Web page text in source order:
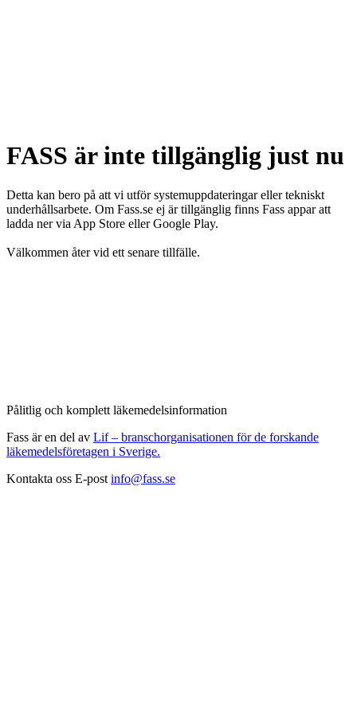
FASS är inte tillgänglig just nu
Detta kan bero på att vi utför systemuppdateringar eller tekniskt
underhållsarbete. Om Fass.se ej är tillgänglig finns Fass appar att
ladda ner via App Store eller Google Play.
Välkommen åter vid ett senare tillfälle.
Pålitlig och komplett läkemedelsinformation
Fass är en del av Lif – branschorganisationen för de forskande
läkemedelsföretagen i Sverige.
Kontakta oss E-post info@fass.se